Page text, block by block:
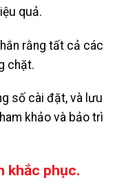
quả.
rằng tất cả các
chặt.
số cài đặt, và lưu
khảo và bảo trì
khắc phục.